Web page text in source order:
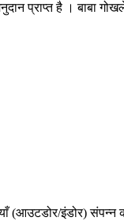
है । बाबा गोखले
(आउटडोर/इंडोर) संपन्न